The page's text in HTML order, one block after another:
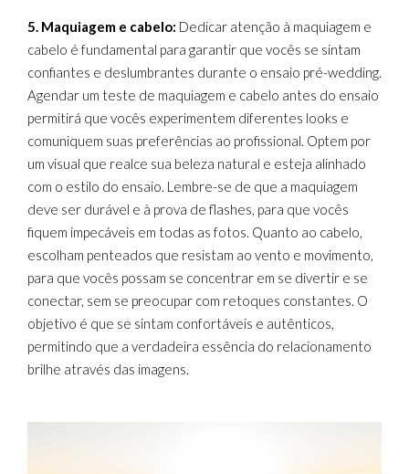
5. Maquiagem e cabelo: Dedicar atenção à maquiagem e
cabelo é fundamental para garantir que vocês se sintam
confiantes e deslumbrantes durante o ensaio pré-wedding.
Agendar um teste de maquiagem e cabelo antes do ensaio
permitirá que vocês experimentem diferentes looks e
comuniquem suas preferências ao profissional. Optem por
um visual que realce sua beleza natural e esteja alinhado
com o estilo do ensaio. Lembre-se de que a maquiagem
deve ser durável e à prova de flashes, para que vocês
fiquem impecáveis em todas as fotos. Quanto ao cabelo,
escolham penteados que resistam ao vento e movimento,
para que vocês possam se concentrar em se divertir e se
conectar, sem se preocupar com retoques constantes. O
objetivo é que se sintam confortáveis e autênticos,
permitindo que a verdadeira essência do relacionamento
brilhe através das imagens.